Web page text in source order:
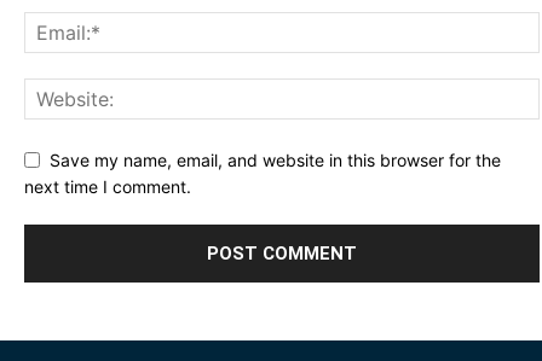
Save my name, email, and website in this browser for the
next time I comment.